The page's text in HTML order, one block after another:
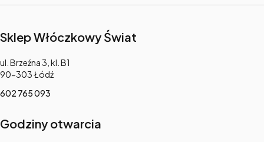
Sklep Włóczkowy Świat
Adres:
ul. Brzeźna 3, kl. B1
90-303 Łódź
602 765 093
Godziny otwarcia